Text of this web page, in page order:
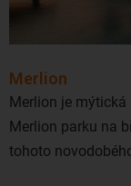
Merlion
Merlion je mýtická
Merlion parku na
tohoto